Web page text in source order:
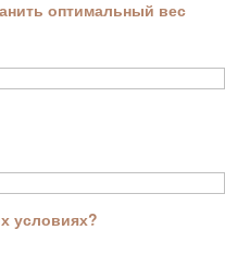
оптимальный вес
условиях?